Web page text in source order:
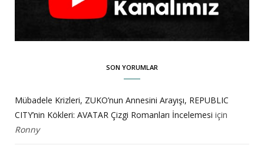
SON YORUMLAR
Mübadele Krizleri, ZUKO’nun Annesini Arayışı, REPUBLIC
CITY’nin Kökleri: AVATAR Çizgi Romanları İncelemesi için
Ronny